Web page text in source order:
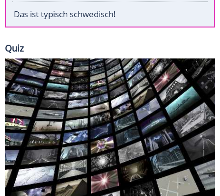
Das ist typisch schwedisch!
Quiz